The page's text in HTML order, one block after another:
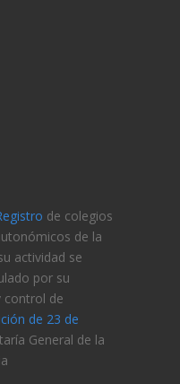
de colegios
de la
actividad se
por su
control de
de 23 de
General de la